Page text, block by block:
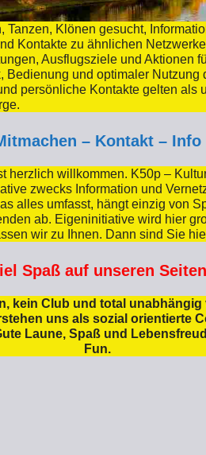
Tanzen, Klönen gesucht,
Kontakte zu ähnlichen
Ausflugsziele und Aktionen
Bedienung und optimaler Nutzung
persönliche Kontakte gelten als
– Kontakt – Info
herzlich willkommen. K50p –
zwecks Information und
alles umfasst, hängt einzig von
ab. Eigeninitiative wird hier
wir zu Ihnen. Dann sind Sie
Spaß auf unseren Seiten
kein Club und total unabhängig
uns als sozial orientierte
Laune, Spaß und
Fun.